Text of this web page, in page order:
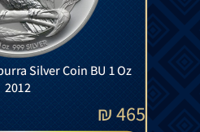
Silver Coin BU 1 Oz
2012
465
₪